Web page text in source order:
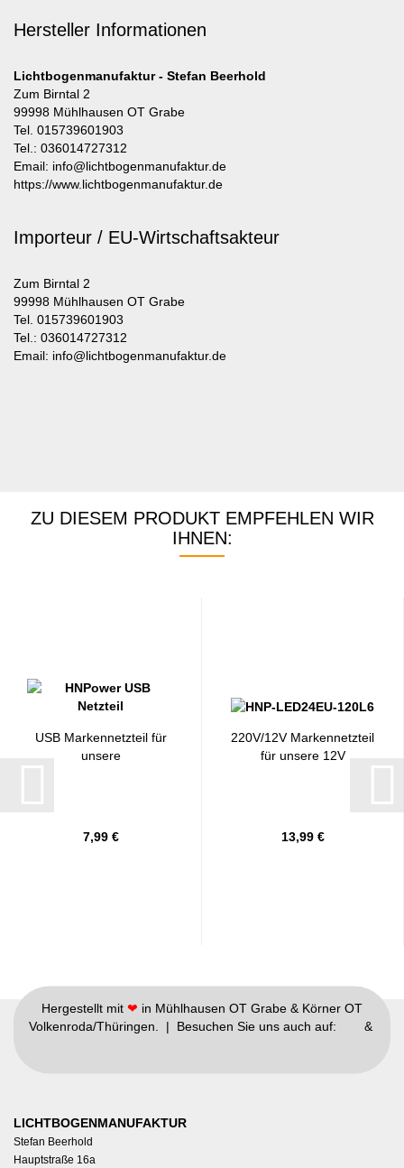
Hersteller Informationen
Lichtbogenmanufaktur - Stefan Beerhold
Zum Birntal 2
99998 Mühlhausen OT Grabe
Tel. 015739601903
Tel.: 036014727312
Email: info@lichtbogenmanufaktur.de
https://www.lichtbogenmanufaktur.de
Importeur / EU-Wirtschaftsakteur
Zum Birntal 2
99998 Mühlhausen OT Grabe
Tel. 015739601903
Tel.: 036014727312
Email: info@lichtbogenmanufaktur.de
ZU DIESEM PRODUKT EMPFEHLEN WIR
IHNEN:
USB Markennetzteil für
unsere
7,99 €
220V/12V Markennetzteil
für unsere 12V
13,99 €
Hergestellt mit ❤ in Mühlhausen OT Grabe & Körner OT
Volkenroda/Thüringen. | Besuchen Sie uns auch auf:
&
LICHTBOGENMANUFAKTUR
Stefan Beerhold
Hauptstraße 16a